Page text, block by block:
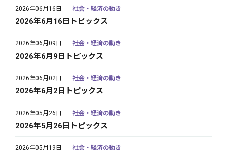
2026年06月16日 社会・経済の動き
2026年6月16日トピックス
2026年06月09日 社会・経済の動き
2026年6月9日トピックス
2026年06月02日 社会・経済の動き
2026年6月2日トピックス
2026年05月26日 社会・経済の動き
2026年5月26日トピックス
2026年05月19日 社会・経済の動き